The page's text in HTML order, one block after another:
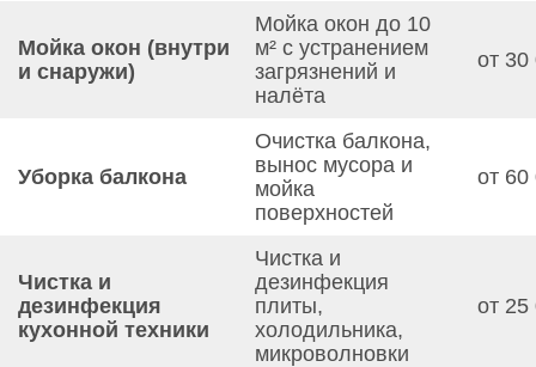
Мойка окон (внутри
и снаружи)
Мойка окон до 10
м² с устранением
загрязнений и
налёта
от 30
Уборка балкона
Очистка балкона,
вынос мусора и
мойка
поверхностей
от 60
Чистка и
дезинфекция
кухонной техники
Чистка и
дезинфекция
плиты,
холодильника,
микроволновки
от 25